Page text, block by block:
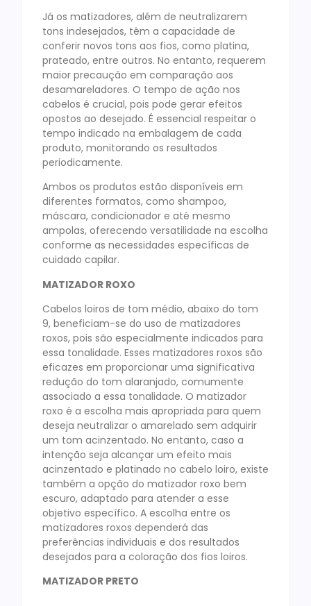
Já os matizadores, além de neutralizarem
tons indesejados, têm a capacidade de
conferir novos tons aos fios, como platina,
prateado, entre outros. No entanto, requerem
maior precaução em comparação aos
desamareladores. O tempo de ação nos
cabelos é crucial, pois pode gerar efeitos
opostos ao desejado. É essencial respeitar o
tempo indicado na embalagem de cada
produto, monitorando os resultados
periodicamente.
Ambos os produtos estão disponíveis em
diferentes formatos, como shampoo,
máscara, condicionador e até mesmo
ampolas, oferecendo versatilidade na escolha
conforme as necessidades específicas de
cuidado capilar.
MATIZADOR ROXO
Cabelos loiros de tom médio, abaixo do tom
9, beneficiam-se do uso de matizadores
roxos, pois são especialmente indicados para
essa tonalidade. Esses matizadores roxos são
eficazes em proporcionar uma significativa
redução do tom alaranjado, comumente
associado a essa tonalidade. O matizador
roxo é a escolha mais apropriada para quem
deseja neutralizar o amarelado sem adquirir
um tom acinzentado. No entanto, caso a
intenção seja alcançar um efeito mais
acinzentado e platinado no cabelo loiro, existe
também a opção do matizador roxo bem
escuro, adaptado para atender a esse
objetivo específico. A escolha entre os
matizadores roxos dependerá das
preferências individuais e dos resultados
desejados para a coloração dos fios loiros.
MATIZADOR PRETO